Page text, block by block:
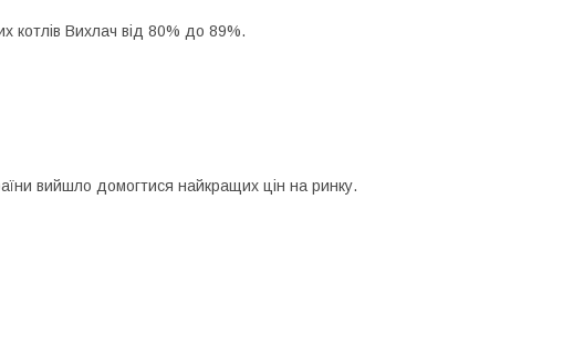
котлів Вихлач від 80% до 89%.
вийшло домогтися найкращих цін на ринку.